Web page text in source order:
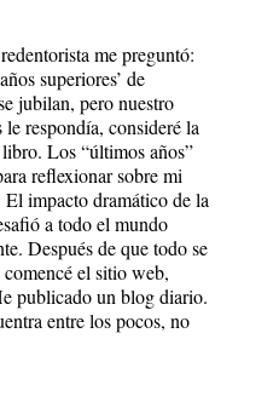
me preguntó:
superiores’ de
jubilan, pero nuestro
respondía, consideré la
Los “últimos años”
reflexionar sobre mi
impacto dramático de la
a todo el mundo
Después de que todo se
el sitio web,
publicado un blog diario.
entre los pocos, no